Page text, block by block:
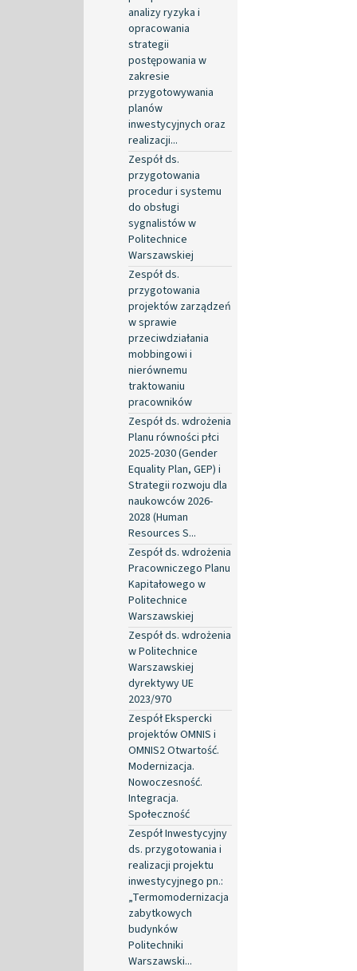
analizy ryzyka i
opracowania
strategii
postępowania w
zakresie
przygotowywania
planów
inwestycyjnych oraz
realizacji...
Zespół ds.
przygotowania
procedur i systemu
do obsługi
sygnalistów w
Politechnice
Warszawskiej
Zespół ds.
przygotowania
projektów zarządzeń
w sprawie
przeciwdziałania
mobbingowi i
nierównemu
traktowaniu
pracowników
Zespół ds. wdrożenia
Planu równości płci
2025-2030 (Gender
Equality Plan, GEP) i
Strategii rozwoju dla
naukowców 2026-
2028 (Human
Resources S...
Zespół ds. wdrożenia
Pracowniczego Planu
Kapitałowego w
Politechnice
Warszawskiej
Zespół ds. wdrożenia
w Politechnice
Warszawskiej
dyrektywy UE
2023/970
Zespół Ekspercki
projektów OMNIS i
OMNIS2 Otwartość.
Modernizacja.
Nowoczesność.
Integracja.
Społeczność
Zespół Inwestycyjny
ds. przygotowania i
realizacji projektu
inwestycyjnego pn.:
„Termomodernizacja
zabytkowych
budynków
Politechniki
Warszawski...